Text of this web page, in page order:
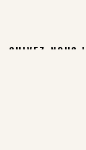
SUIVEZ-NOUS !